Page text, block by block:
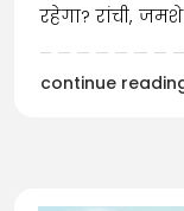
रहेगा? रांची,
continue